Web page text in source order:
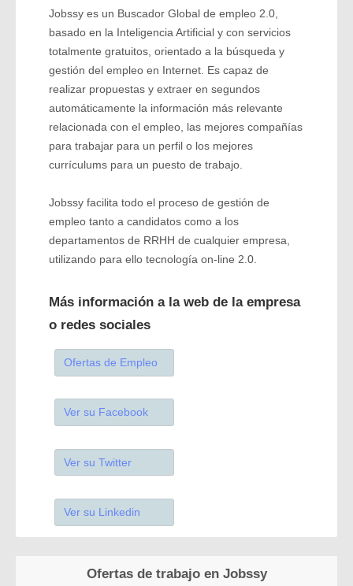
Jobssy es un Buscador Global de empleo 2.0,
basado en la Inteligencia Artificial y con servicios
totalmente gratuitos, orientado a la búsqueda y
gestión del empleo en Internet. Es capaz de
realizar propuestas y extraer en segundos
automáticamente la información más relevante
relacionada con el empleo, las mejores compañías
para trabajar para un perfil o los mejores
currículums para un puesto de trabajo.
Jobssy facilita todo el proceso de gestión de
empleo tanto a candidatos como a los
departamentos de RRHH de cualquier empresa,
utilizando para ello tecnología on-line 2.0.
Más información a la web de la empresa
o redes sociales
Ofertas de Empleo
Ver su Facebook
Ver su Twitter
Ver su Linkedin
Ofertas de trabajo en Jobssy